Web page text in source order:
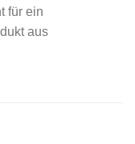
für ein
aus